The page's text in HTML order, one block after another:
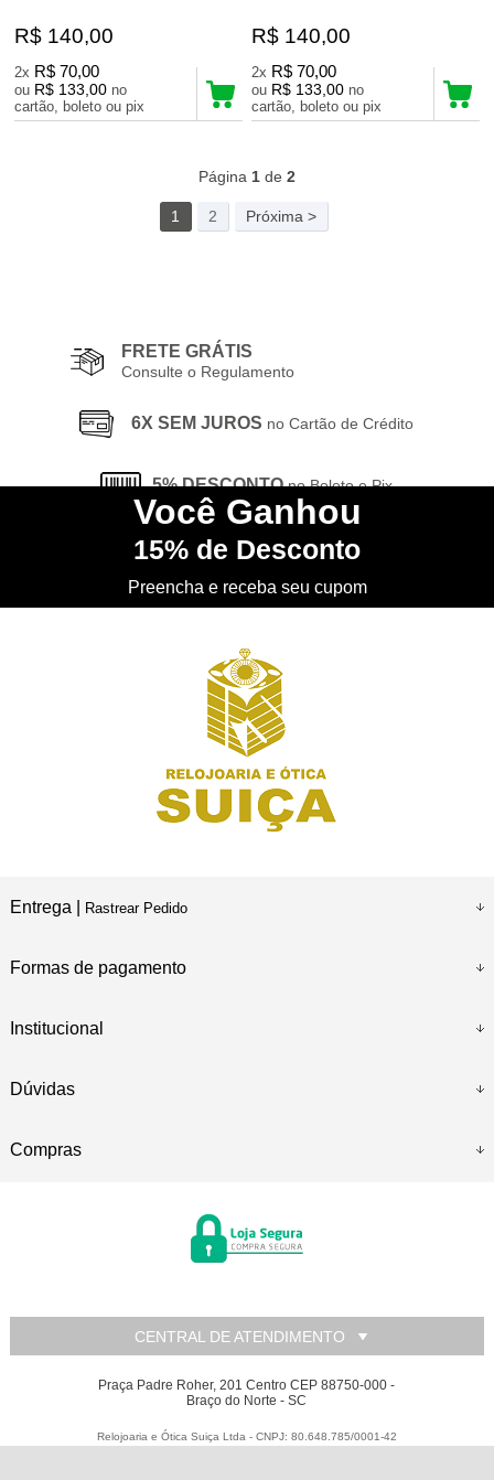
R$ 140,00
2x R$ 70,00
ou R$ 133,00 no
cartão, boleto ou pix
R$ 140,00
2x R$ 70,00
ou R$ 133,00 no
cartão, boleto ou pix
Página 1de 2
1 2 Próxima >
FRETE GRÁTIS
Consulte o Regulamento
6X SEM JUROS no Cartão de Crédito
5% DESCONTO no Boleto e Pix
CONHEÇA nossa Loja Física
Você Ganhou
15% de Desconto
Preencha e receba seu cupom
Entrega | Rastrear Pedido
Formas de pagamento
Institucional
Dúvidas
Compras
CENTRAL DE ATENDIMENTO
Praça Padre Roher, 201 Centro CEP 88750-000 -
Braço do Norte - SC
Relojoaria e Ótica Suiça Ltda - CNPJ: 80.648.785/0001-42